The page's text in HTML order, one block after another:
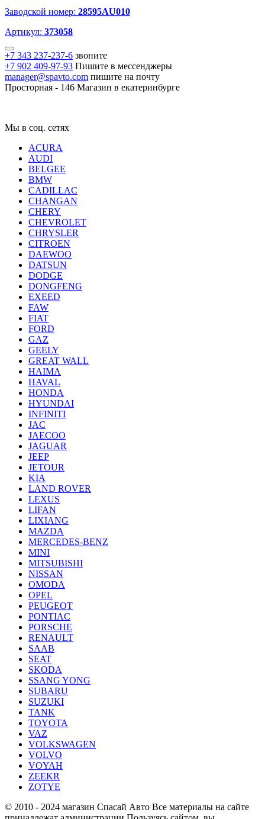
Заводской номер: 28595AU010
Артикул: 373058
+7 343 237-237-6 звоните
+7 902 409-97-93 Пишите в мессенджеры
manager@spavto.com пишите на почту
Просторная - 146 Магазин в екатеринбурге
Мы в соц. сетях
ACURA
AUDI
BELGEE
BMW
CADILLAC
CHANGAN
CHERY
CHEVROLET
CHRYSLER
CITROEN
DAEWOO
DATSUN
DODGE
DONGFENG
EXEED
FAW
FIAT
FORD
GAZ
GEELY
GREAT WALL
HAIMA
HAVAL
HONDA
HYUNDAI
INFINITI
JAC
JAECOO
JAGUAR
JEEP
JETOUR
KIA
LAND ROVER
LEXUS
LIFAN
LIXIANG
MAZDA
MERCEDES-BENZ
MINI
MITSUBISHI
NISSAN
OMODA
OPEL
PEUGEOT
PONTIAC
PORSCHE
RENAULT
SAAB
SEAT
SKODA
SSANG YONG
SUBARU
SUZUKI
TANK
TOYOTA
VAZ
VOLKSWAGEN
VOLVO
VOYAH
ZEEKR
ZOTYE
© 2010 - 2024 магазин Спасай Авто Все материалы на сайте